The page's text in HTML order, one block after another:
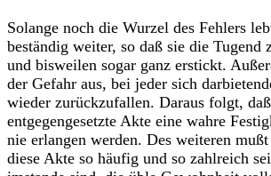
Solange noch die Wurzel des Fehlers
beständig weiter, so daß sie die Tugend
und bisweilen sogar ganz erstickt.
der Gefahr aus, bei jeder sich
wieder zurückzufallen. Daraus folgt,
entgegengesetzte Akte eine wahre
nie erlangen werden. Des weiteren
diese Akte so häufig und so zahlreich